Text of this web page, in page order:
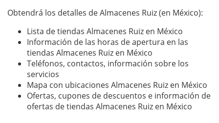
Obtendrá los detalles de Almacenes Ruiz (en México):
Lista de tiendas Almacenes Ruiz en México
Información de las horas de apertura en las
tiendas Almacenes Ruiz en México
Teléfonos, contactos, información sobre los
servicios
Mapa con ubicaciones Almacenes Ruiz en México
Ofertas, cupones de descuentos e información de
ofertas de tiendas Almacenes Ruiz en México